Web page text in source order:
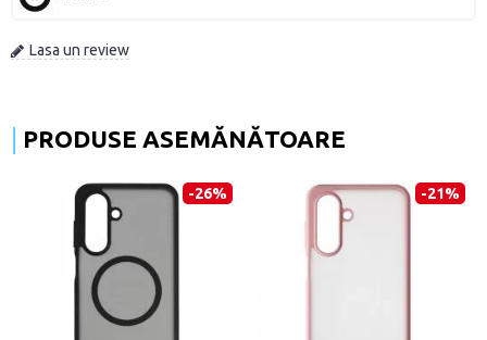
Lasa un review
PRODUSE ASEMĂNĂTOARE
-26% -